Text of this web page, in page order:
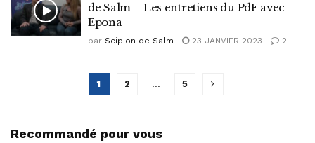
de Salm – Les entretiens du PdF avec
Epona
par Scipion de Salm 23 JANVIER 2023 2
1 2 … 5
Recommandé pour vous